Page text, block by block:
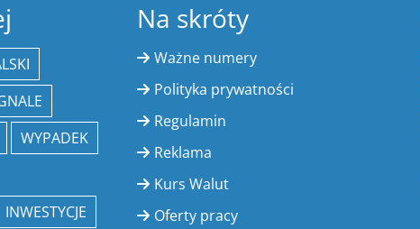
WYPADEK
INWESTYCJE
Na skróty
Ważne numery
Polityka prywatności
Regulamin
Reklama
Kurs Walut
Oferty pracy